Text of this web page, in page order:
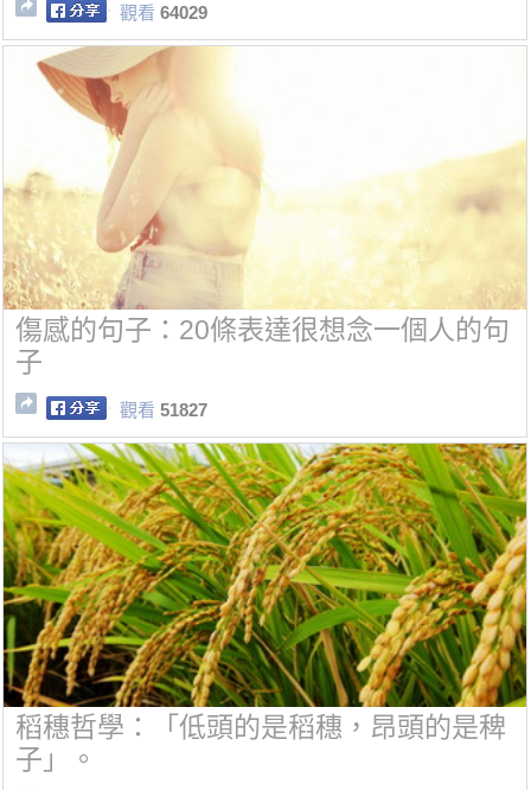
觀看 64029
傷感的句子：20條表達很想念一個人的句
子
觀看 51827
稻穗哲學：「低頭的是稻穗，昂頭的是稗
子」。